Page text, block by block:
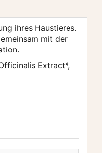
ihres Haustieres.
mit der
Extract*,